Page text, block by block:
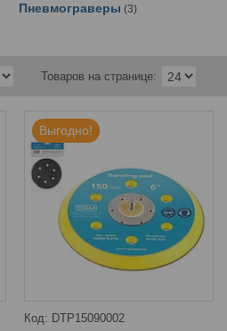
Пневмограверы 3
Выгодно!
DTP15090002